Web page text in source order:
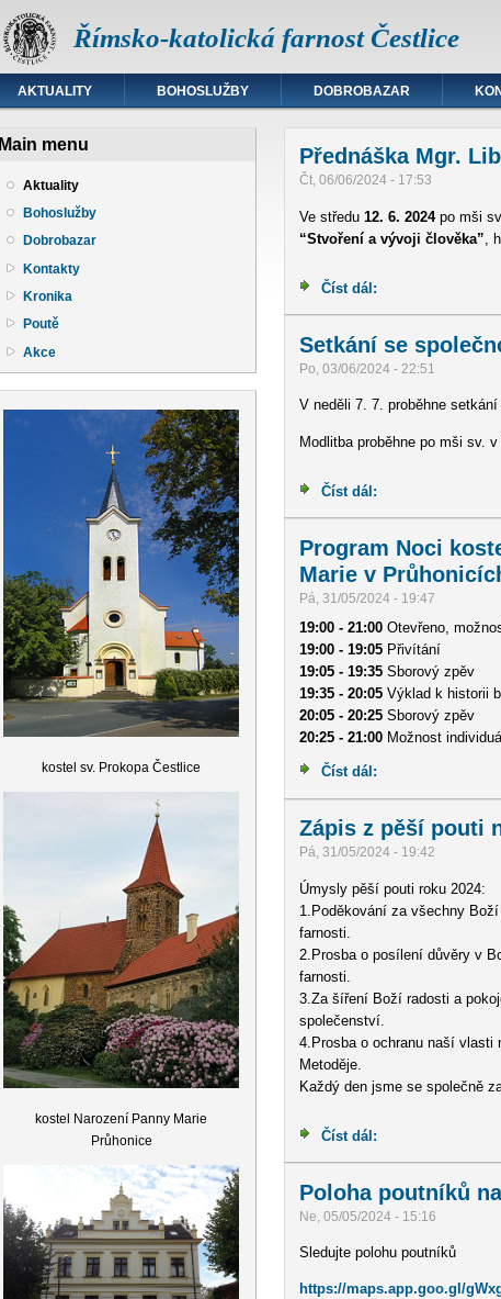
Římsko-katolická farnost Čestlice
AKTUALITY BOHOSLUŽBY DOBROBAZAR
Main menu
Aktuality
Bohoslužby
Dobrobazar
Kontakty
Kronika
Poutě
Akce
kostel sv. Prokopa Čestlice
kostel Narození Panny Marie
Průhonice
Přednáška Mgr.
Čt, 06/06/2024 - 17:53
Ve středu12. 6. 2024po mši
“Stvoření a vývoji člověka” ,
Číst dál:
Setkání se
Po, 03/06/2024 - 22:51
V neděli 7. 7. proběhne
Modlitba proběhne po mši sv.
Číst dál:
Program Noci
Marie v
Pá, 31/05/2024 - 19:47
19:00 - 21:00 Otevřeno,
19:00 - 19:05 Přivítání
19:05 - 19:35 Sborový zpěv
19:35 - 20:05 Výklad k historii
20:05 - 20:25 Sborový zpěv
20:25 - 21:00 Možnost
Číst dál:
Zápis z pěší pouti
Pá, 31/05/2024 - 19:42
Úmysly pěší pouti roku 2024:
1.Poděkování za všechny
farnosti.
2.Prosba o posílení důvěry v
farnosti.
3.Za šíření Boží radosti a
společenství.
4.Prosba o ochranu naší vlasti
Metoděje.
Každý den jsme se společně
Číst dál:
Poloha poutníků
Ne, 05/05/2024 - 15:16
Sledujte polohu poutníků
https://maps.app.goo.gl/